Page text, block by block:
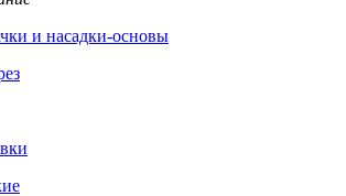
и насадки-основы